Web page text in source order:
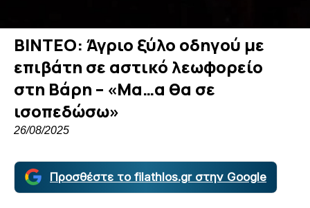
ΒΙΝΤΕΟ: Άγριο ξύλο οδηγού με
επιβάτη σε αστικό λεωφορείο
στη Βάρη – «Μα…α θα σε
ισοπεδώσω»
26/08/2025
Προσθέστε το filathlos.gr στην Google